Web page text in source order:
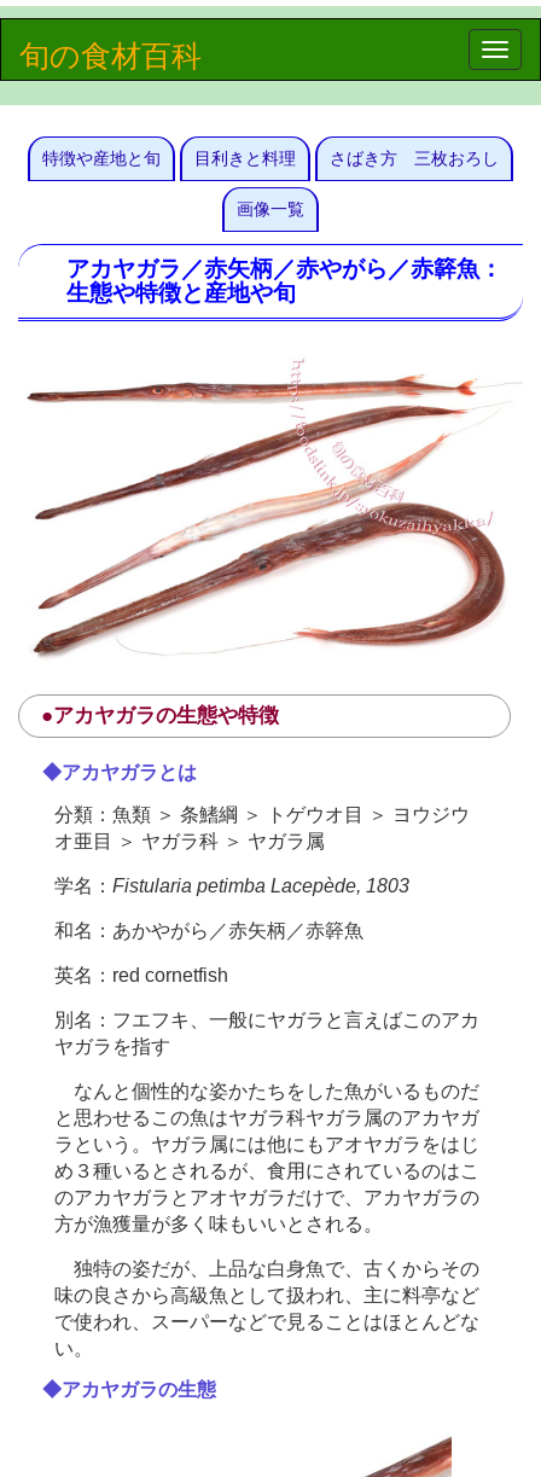
Toggle
旬の食材百科
特徴や産地と旬 目利きと料理 さばき方 三枚おろし
画像一覧
アカヤガラ／赤矢柄／赤やがら／赤簳魚：
生態や特徴と産地や旬
●アカヤガラの生態や特徴
◆アカヤガラとは
分類：魚類 ＞ 条鰭綱 ＞ トゲウオ目 ＞ ヨウジウ
オ亜目 ＞ ヤガラ科 ＞ ヤガラ属
学名： Fistularia petimba Lacepède, 1803
和名：あかやがら／赤矢柄／赤簳魚
英名：red cornetfish
別名：フエフキ、一般にヤガラと言えばこのアカ
ヤガラを指す
なんと個性的な姿かたちをした魚がいるものだ
と思わせるこの魚はヤガラ科ヤガラ属のアカヤガ
ラという。ヤガラ属には他にもアオヤガラをはじ
め３種いるとされるが、食用にされているのはこ
のアカヤガラとアオヤガラだけで、アカヤガラの
方が漁獲量が多く味もいいとされる。
独特の姿だが、上品な白身魚で、古くからその
味の良さから高級魚として扱われ、主に料亭など
で使われ、スーパーなどで見ることはほとんどな
い。
◆アカヤガラの生態